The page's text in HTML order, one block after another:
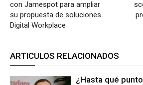
con Jamespot para ampliar
su propuesta de soluciones
Digital Workplace
ARTICULOS RELACIONADOS
¿Hasta qué